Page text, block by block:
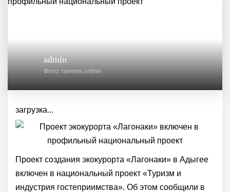
admin
Фото: ranews.online
загрузка...
Проект создания экокурорта «Лагонаки» в Адыгее
включен в национальный проект «Туризм и
индустрия гостеприимства». Об этом сообщили в